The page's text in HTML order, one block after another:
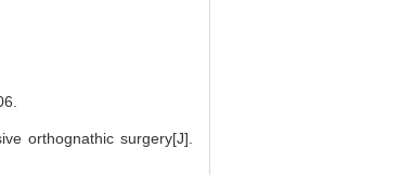
orthognathic surgery[J].